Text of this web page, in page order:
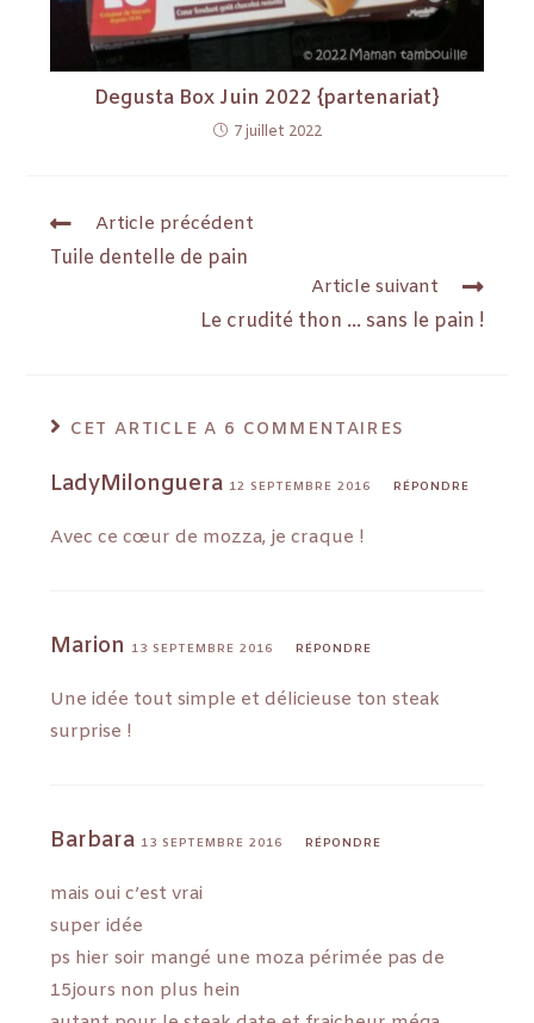
Degusta Box Juin 2022 {partenariat}
7 juillet 2022
Article précédent
Tuile dentelle de pain
Article suivant
Le crudité thon … sans le pain !
CET ARTICLE A 6 COMMENTAIRES
LadyMilonguera 12 SEPTEMBRE 2016 RÉPONDRE
Avec ce cœur de mozza, je craque !
Marion 13 SEPTEMBRE 2016 RÉPONDRE
Une idée tout simple et délicieuse ton steak
surprise !
Barbara 13 SEPTEMBRE 2016 RÉPONDRE
mais oui c’est vrai
super idée
ps hier soir mangé une moza périmée pas de
15jours non plus hein